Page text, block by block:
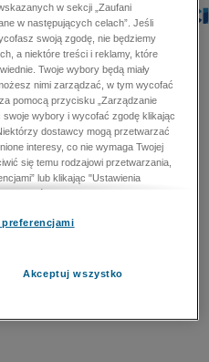
w sekcji „Zaufani
w następujących celach”. Jeśli
swoją zgodę, nie będziemy
a niektóre treści i reklamy, które
Twoje wybory będą miały
nimi zarządzać, w tym wycofać
pomocą przycisku „Zarządzanie
wybory i wycofać zgodę klikając
dostawcy mogą przetwarzać
interesy, co nie wymaga Twojej
się temu rodzajowi przetwarzania,
lub klikając "Ustawienia
się przetwarzaniu przez
błędów, a w tym celu mogą zostać
dostarczania i prezentacji reklam i
Akceptuj wszystko